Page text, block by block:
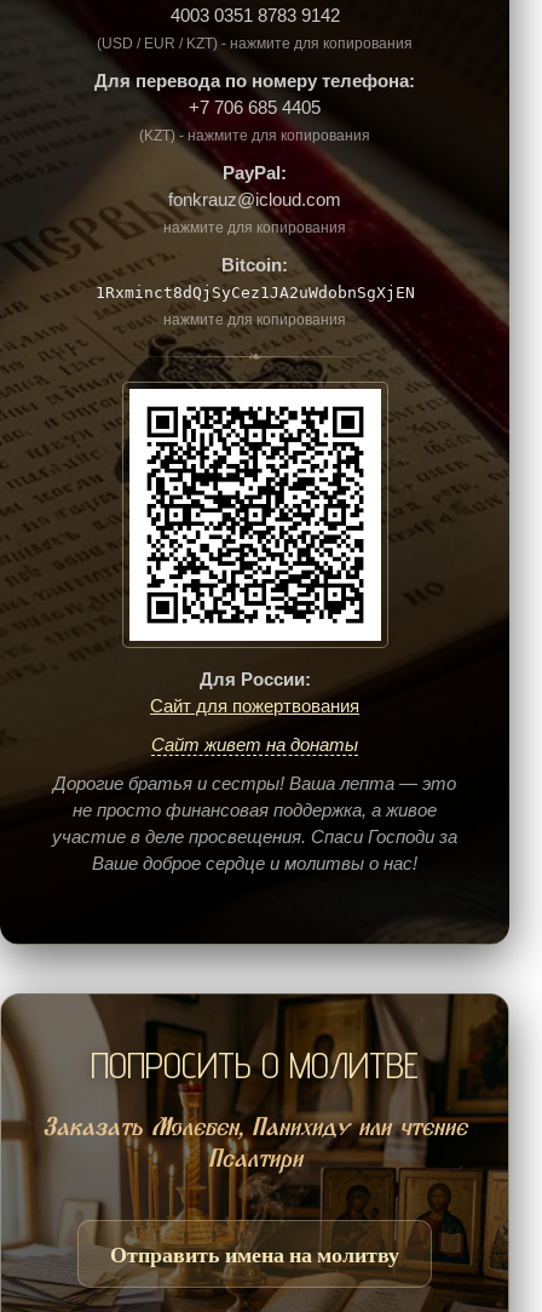
4003 0351 8783 9142
(USD / EUR / KZT) - нажмите для копирования
Для перевода по номеру телефона:
+7 706 685 4405
(KZT) - нажмите для копирования
PayPal:
fonkrauz@icloud.com
нажмите для копирования
Bitcoin:
1Rxminct8dQjSyCez1JA2uWdobnSgXjEN
нажмите для копирования
❧
Для России:
Сайт для пожертвования
Сайт живет на донаты
Дорогие братья и сестры! Ваша лепта — это
не просто финансовая поддержка, а живое
участие в деле просвещения. Спаси Господи за
Ваше доброе сердце и молитвы о нас!
ПОПРОСИТЬ О МОЛИТВЕ
Заказать Молебен, Панихиду или чтение
Псалтири
Отправить имена на молитву